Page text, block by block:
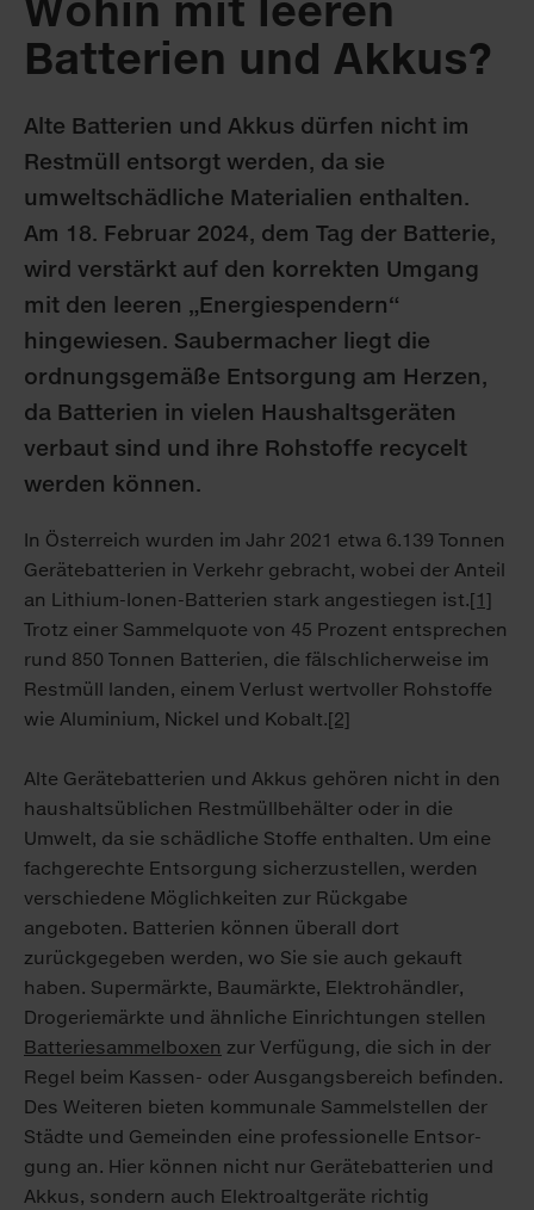
Wohin mit leeren
Batterien und Akkus?
Alte Batterien und Akkus dürfen nicht im
Restmüll ent­sorgt werden, da sie
umweltschädliche Materialien ent­halten.
Am 18. Februar 2024, dem Tag der Batterie,
wird verstärkt auf den korrekten Umgang
mit den leeren „E­ner­gie­spendern“
hingewiesen. Saubermacher liegt die
ordnungsgemäße Entsorgung am Herzen,
da Batterien in vielen Haushaltsgeräten
verbaut sind und ihre Roh­stof­fe recycelt
werden können.
In Österreich wurden im Jahr 2021 etwa 6.139 Tonnen
Gerätebatterien in Verkehr gebracht, wobei der Anteil
an Lithium-Ionen-Batterien stark an­ge­stie­gen ist.[1]
Trotz einer Sammelquote von 45 Prozent entsprechen
rund 850 Tonnen Batterien, die fälschlicherweise im
Restmüll landen, ei­nem Verlust wertvoller Rohstoffe
wie Aluminium, Nickel und Kobalt.[2]
Alte Gerätebatterien und Akkus gehören nicht in den
haushaltsüblichen Restmüllbehälter oder in die
Umwelt, da sie schädliche Stoffe enthalten. Um eine
fachgerechte Entsorgung sicherzustellen, werden
verschiedene Möglichkeiten zur Rückgabe
angeboten. Batterien können überall dort
zurückgegeben werden, wo Sie sie auch gekauft
haben. Supermärkte, Baumärkte, Elektrohändler,
Drogeriemärkte und ähnliche Einrichtungen stellen
Batteriesammelboxen zur Verfügung, die sich in der
Regel beim Kassen- oder Ausgangsbereich befinden.
Des Weiteren bieten kom­mu­na­le Sam­mel­stellen der
Städte und Gemeinden eine pro­fes­sio­nel­le Ent­sor­
gung an. Hier können nicht nur Gerätebatterien und
Akkus, sondern auch Elektroaltgeräte richtig